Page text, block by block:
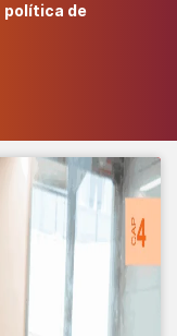
política de